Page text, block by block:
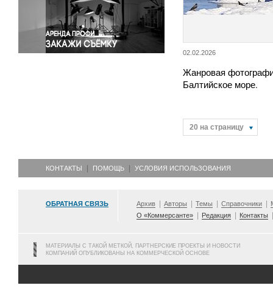
Экология
Экономика и бизнес
02.02.2026
Жанровая
Балтийское море.
20 на страницу
КОНТАКТЫ ПОМОЩЬ УСЛОВИЯ ИСПОЛЬЗОВАНИЯ
ОБРАТНАЯ СВЯЗЬ Архив Авторы Темы Справочники
О «Коммерсанте»
Редакция Контакты
МАТЕРИАЛЫ С ТАКОЙ МЕТКОЙ, ПАРТНЕРСКИЕ ПРОЕКТЫ И НОВОСТИ
КОМПАНИЙ ОПУБЛИКОВАНЫ НА КОММЕРЧЕСКОЙ ОСНОВЕ